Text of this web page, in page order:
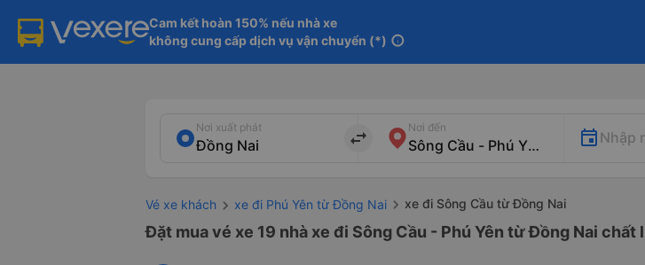
Cam kết hoàn 150% nếu nhà xe
không cung cấp dịch vụ vận chuyển (*) info
Nơi xuất phát
import_export
Nơi đến
Nhập
Vé xe khách xe đi Phú Yên từ Đồng Nai xe đi Sông Cầu từ Đồng Nai
Đặt mua vé xe 19 nhà xe đi Sông Cầu - Phú Yên từ Đồng Nai